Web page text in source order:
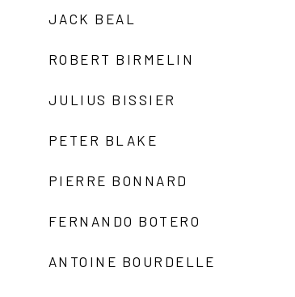
JACK BEAL
ROBERT BIRMELIN
JULIUS BISSIER
PETER BLAKE
PIERRE BONNARD
FERNANDO BOTERO
ANTOINE BOURDELLE